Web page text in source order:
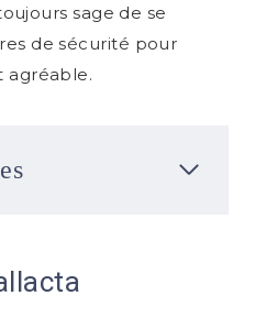
sage de se
de sécurité pour
agréable.